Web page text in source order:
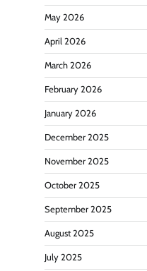
May 2026
April 2026
March 2026
February 2026
January 2026
December 2025
November 2025
October 2025
September 2025
August 2025
July 2025